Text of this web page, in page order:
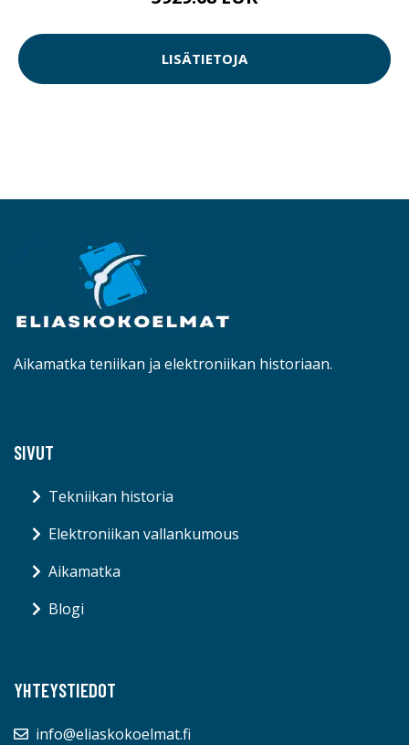
LISÄTIETOJA
Aikamatka teniikan ja elektroniikan historiaan.
SIVUT
Tekniikan historia
Elektroniikan vallankumous
Aikamatka
Blogi
YHTEYSTIEDOT
info@eliaskokoelmat.fi